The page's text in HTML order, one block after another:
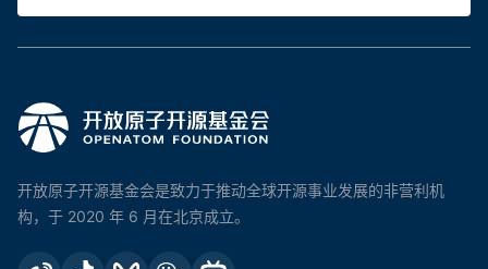
开放原子开源基金会是致力于推动全球开源事业发展的非营利机
构，于 2020 年 6 月在北京成立。